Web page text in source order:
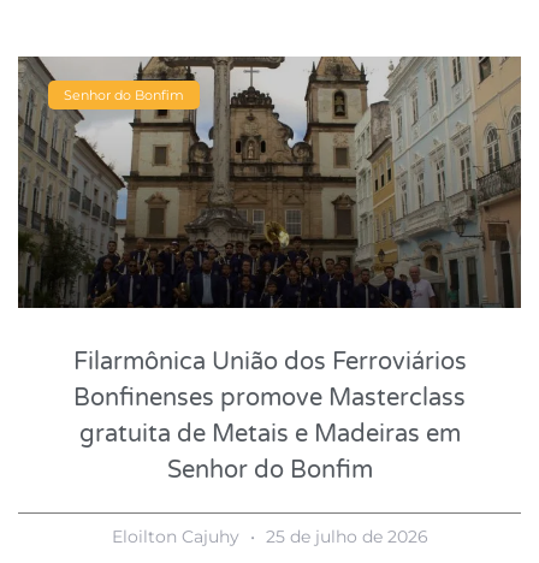
Senhor do Bonfim
Filarmônica União dos Ferroviários
Bonfinenses promove Masterclass
gratuita de Metais e Madeiras em
Senhor do Bonfim
Eloilton Cajuhy 25 de julho de 2026